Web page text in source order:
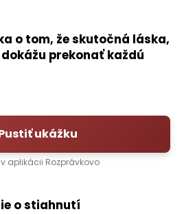
o tom, že skutočná láska,
prekonať každú
ukážku
aplikácii Rozprávkovo
o stiahnutí